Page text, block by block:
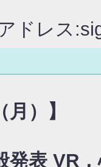
ドレス
）】
発表 VR